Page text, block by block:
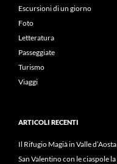
Escursioni di un giorno
Foto
Letteratura
Passeggiate
Turismo
Viaggi
ARTICOLI RECENTI
Il Rifugio Magià in Valle d’Aosta
San Valentino con le ciaspole la